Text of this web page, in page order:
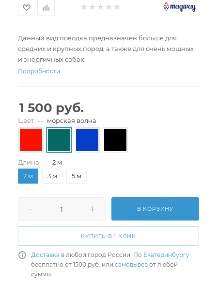
Данный вид поводка предназначен больше для
средних и крупных пород, а также для очень мощных
и энергичных собак.
Подробности
1 500 руб.
Цвет — морская волна
Длина — 2 м
2 м
3 м 5 м
В КОРЗИНУ
КУПИТЬ В 1 КЛИК
Доставка в любой город России. По Екатеринбургу
бесплатно от 1500 руб. или самовывоз от любой
суммы.